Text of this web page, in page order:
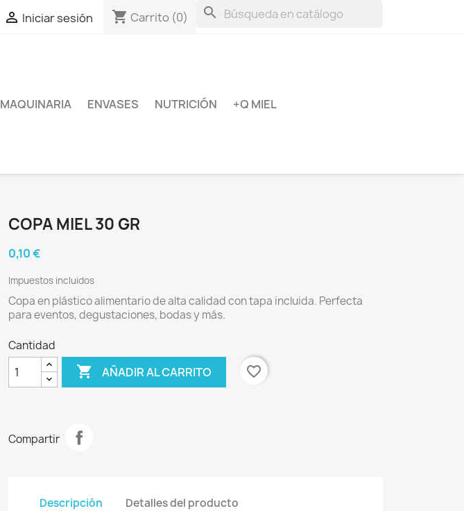
 Iniciar sesión shopping_cart Carrito (0) search
MAQUINARIA ENVASES NUTRICIÓN +Q MIEL
COPA MIEL 30 GR
0,10 €
Impuestos incluidos
Copa en plástico alimentario de alta calidad con tapa incluida. Perfecta
para eventos, degustaciones, bodas y más.
Cantidad
 AÑADIR AL CARRITO favorite_border
Compartir
Descripción Detalles del producto